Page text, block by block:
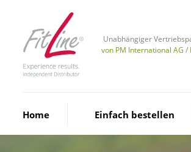
Unabhängiger
von PM International AG /
Home Einfach bestellen